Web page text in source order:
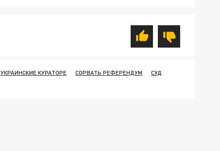
УКРАИНСКИЕ КУРАТОРЕ СОРВАТЬ РЕФЕРЕНДУМ
СУД